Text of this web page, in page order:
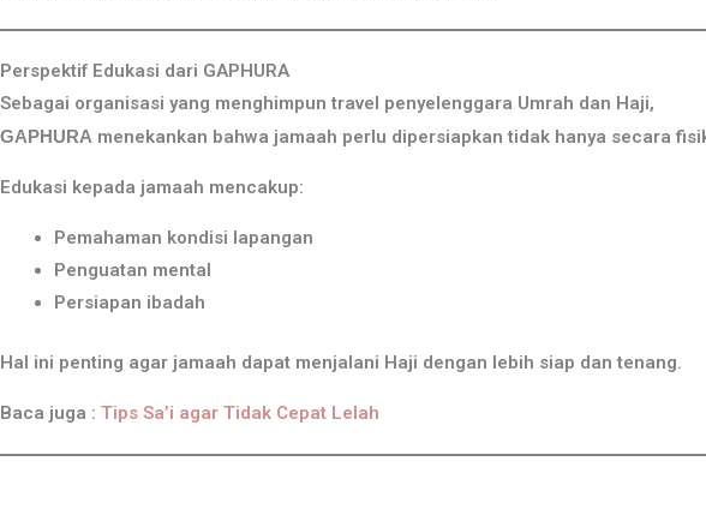
Perspektif Edukasi dari GAPHURA
Sebagai organisasi yang menghimpun travel penyelenggara Umrah dan Haji,
GAPHURA menekankan bahwa jamaah perlu dipersiapkan tidak hanya secara
Edukasi kepada jamaah mencakup:
Pemahaman kondisi lapangan
Penguatan mental
Persiapan ibadah
Hal ini penting agar jamaah dapat menjalani Haji dengan lebih siap dan tenang.
Baca juga : Tips Sa’i agar Tidak Cepat Lelah